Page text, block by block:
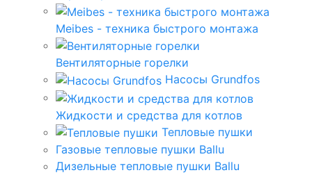
Meibes - техника быстрого монтажа
Вентиляторные горелки
Насосы Grundfos
Жидкости и средства для котлов
Тепловые пушки
Газовые тепловые пушки Ballu
Дизельные тепловые пушки Ballu